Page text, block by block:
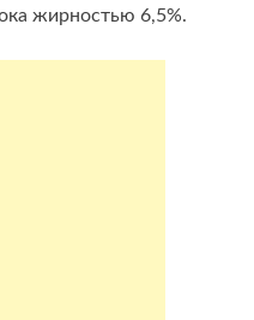
жирностью 6,5%.